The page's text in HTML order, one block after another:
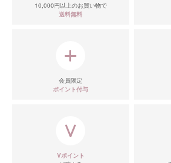
10,000円以上のお買い物で
送料無料
会員限定
ポイント付与
Vポイント